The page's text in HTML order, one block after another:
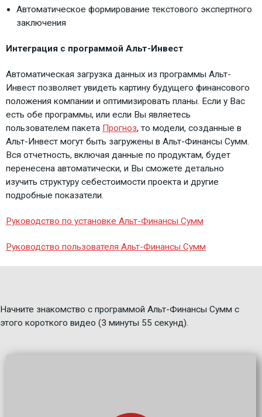
Автоматическое формирование текстового экспертного
заключения
Интеграция с программой Альт-Инвест
Автоматическая загрузка данных из программы Альт-
Инвест позволяет увидеть картину будущего финансового
положения компании и оптимизировать планы. Если у Вас
есть обе программы, или если Вы являетесь
пользователем пакета Прогноз, то модели, созданные в
Альт-Инвест могут быть загружены в Альт-Финансы Сумм.
Вся отчетность, включая данные по продуктам, будет
перенесена автоматически, и Вы сможете детально
изучить структуру себестоимости проекта и другие
подробные показатели.
Руководство по установке Альт-Финансы Сумм
Руководство пользователя Альт-Финансы Сумм
Начните знакомство с программой Альт-Финансы Сумм с
этого короткого видео (3 минуты 55 секунд).